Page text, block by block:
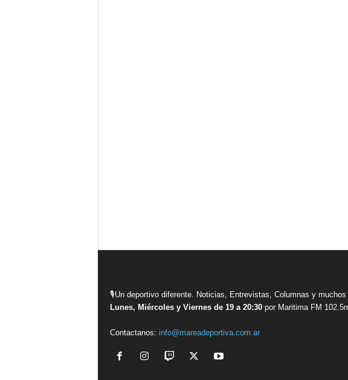
🎙Un deportivo diferente. Noticias, Entrevistas, Columnas y
Lunes, Miércoles y Viernes de 19 a 20:30por Maritima FM
Contactanos: info@mareadeportiva.com.ar